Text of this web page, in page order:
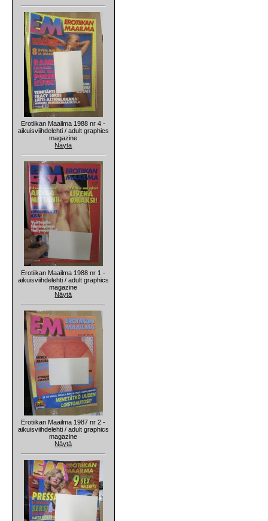
Erotiikan Maailma 1988 nr 4 -
aikuisviihdelehti / adult graphics
magazine
Näytä
Erotiikan Maailma 1988 nr 1 -
aikuisviihdelehti / adult graphics
magazine
Näytä
Erotiikan Maailma 1987 nr 2 -
aikuisviihdelehti / adult graphics
magazine
Näytä